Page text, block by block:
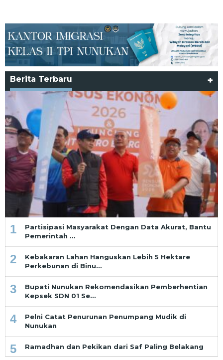
Berita Terbaru +
1
Partisipasi Masyarakat Dengan Data Akurat, Bantu
Pemerintah …
2
Kebakaran Lahan Hanguskan Lebih 5 Hektare
Perkebunan di Binu…
3
Bupati Nunukan Rekomendasikan Pemberhentian
Kepsek SDN 01 Se…
4
Pelni Catat Penurunan Penumpang Mudik di
Nunukan
5 Ramadhan dan Pekikan dari Saf Paling Belakang